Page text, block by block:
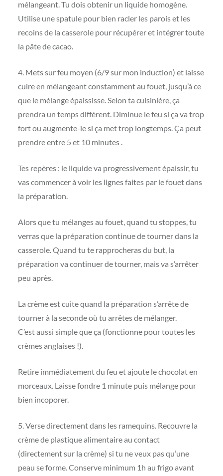
mélangeant. Tu dois obtenir un liquide homogène.
Utilise une spatule pour bien racler les parois et les
recoins de la casserole pour récupérer et intégrer toute
la pâte de cacao.
4. Mets sur feu moyen (6/9 sur mon induction) et laisse
cuire en mélangeant constamment au fouet, jusqu’à ce
que le mélange épaississe. Selon ta cuisinière, ça
prendra un temps différent. Diminue le feu si ça va trop
fort ou augmente-le si ça met trop longtemps. Ça peut
prendre entre 5 et 10 minutes .
Tes repères : le liquide va progressivement épaissir, tu
vas commencer à voir les lignes faites par le fouet dans
la préparation.
Alors que tu mélanges au fouet, quand tu stoppes, tu
verras que la préparation continue de tourner dans la
casserole. Quand tu te rapprocheras du but, la
préparation va continuer de tourner, mais va s’arrêter
peu après.
La crème est cuite quand la préparation s’arrête de
tourner à la seconde où tu arrêtes de mélanger.
C’est aussi simple que ça (fonctionne pour toutes les
crèmes anglaises !).
Retire immédiatement du feu et ajoute le chocolat en
morceaux. Laisse fondre 1 minute puis mélange pour
bien incoporer.
5. Verse directement dans les ramequins. Recouvre la
crème de plastique alimentaire au contact
(directement sur la crème) si tu ne veux pas qu’une
peau se forme. Conserve minimum 1h au frigo avant